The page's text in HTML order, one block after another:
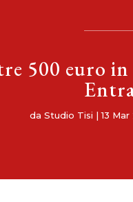
500 euro
da Studio Tisi |13 Mar